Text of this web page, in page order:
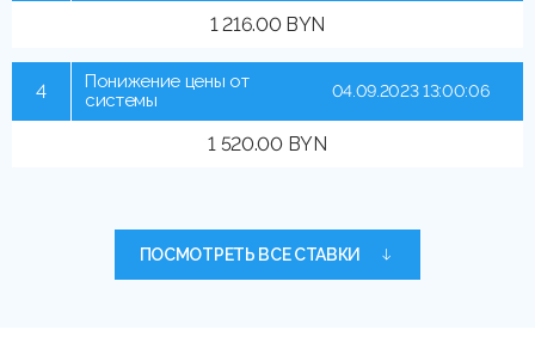
1 216.00 BYN
4
Понижение цены от
системы
1 520.00 BYN
04.09.2023 13:00:06
ПОСМОТРЕТЬ ВСЕ СТАВКИ